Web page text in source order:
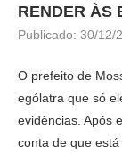
RENDER ÀS
Publicado: 30/12/
O prefeito de
ególatra que só
evidências. Após
conta de que está